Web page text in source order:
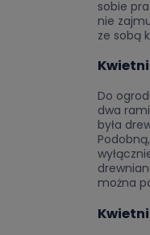
sobie
nie
ze sobą
Do
dwa
była
można